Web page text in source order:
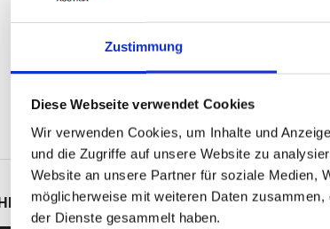
Zustimmung
Diese Webseite verwendet Cookies
Wir verwenden Cookies, um Inhalte und
und die Zugriffe auf unsere Website zu
Website an unsere Partner für soziale Medien,
möglicherweise mit weiteren Daten
der Dienste gesammelt haben.
Nicht auf Lager
ALLE SPEZIFIKATIONENVARIANTEN